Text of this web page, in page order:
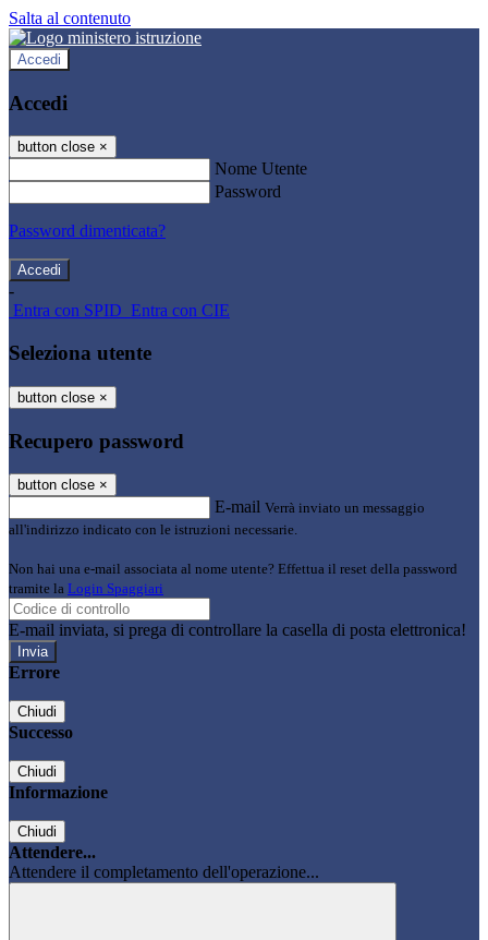
Salta al contenuto
Accedi
Accedi
button close ×
Nome Utente
Password
Password dimenticata?
-
Entra con SPID Entra con CIE
Seleziona utente
button close ×
Recupero password
button close ×
E-mail Verrà inviato un messaggio
all'indirizzo indicato con le istruzioni necessarie.
Non hai una e-mail associata al nome utente? Effettua il reset della password
tramite la Login Spaggiari
E-mail inviata, si prega di controllare la casella di posta elettronica!
Errore
Chiudi
Successo
Chiudi
Informazione
Chiudi
Attendere...
Attendere il completamento dell'operazione...